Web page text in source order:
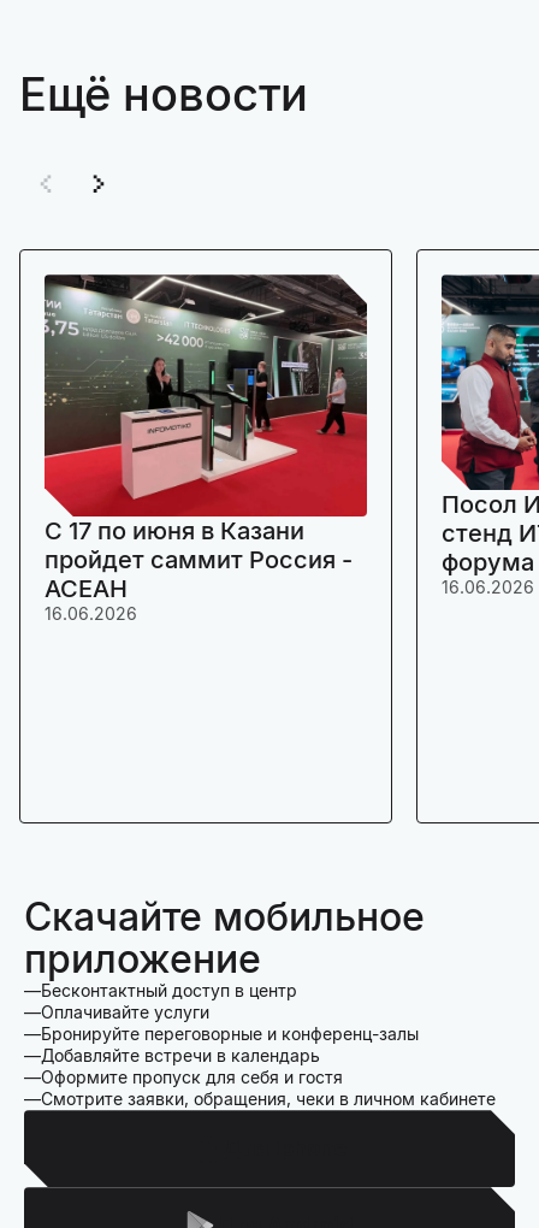
Ещё новости
C 17 по июня в Казани
пройдет саммит Россия -
АСЕАН
16.06.2026
Посол
стенд
16.06.2026
Скачайте мобильное
приложение
Бесконтактный доступ в центр
Оплачивайте услуги
Бронируйте переговорные и конференц-залы
Добавляйте встречи в календарь
Оформите пропуск для себя и гостя
Смотрите заявки, обращения, чеки в личном кабинете